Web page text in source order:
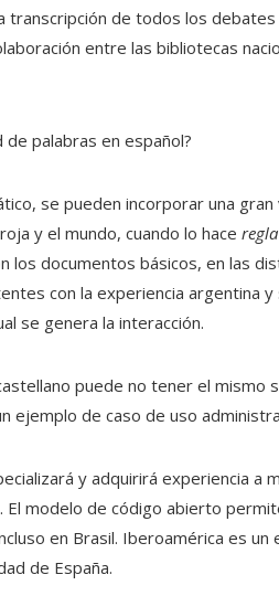
transcripción de todos los
entre las bibliotecas
de palabras en español?
se pueden incorporar una
y el mundo, cuando lo hace regla
los documentos básicos, en las
con la experiencia argentina
se genera la interacción.
puede no tener el mismo
ejemplo de caso de uso
y adquirirá experiencia a
modelo de código abierto
en Brasil. Iberoamérica es
de España.